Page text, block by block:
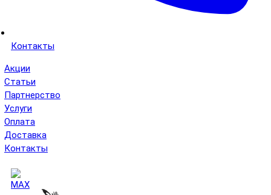
Контакты
Акции
Статьи
Партнерство
Услуги
Оплата
Доставка
Контакты